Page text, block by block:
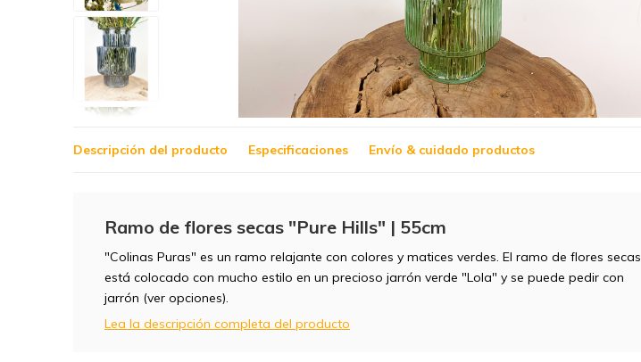
Descripción del producto Especificaciones Envío & cuidado productos
Ramo de flores secas "Pure Hills" | 55cm
"Colinas Puras" es un ramo relajante con colores y matices verdes. El ramo de flores secas
está colocado con mucho estilo en un precioso jarrón verde "Lola" y se puede pedir con
jarrón (ver opciones).
Lea la descripción completa del producto